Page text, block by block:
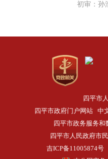
初审：孙
四平市
四平市政府门户网站 中
四平市政务服务和
四平市人民政府市
吉ICP备11005874号